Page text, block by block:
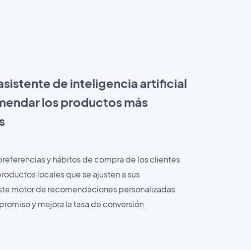
de inteligencia artificial
los productos más
y hábitos de compra de los clientes
locales que se ajusten a sus
motor de recomendaciones personalizadas
y mejora la tasa de conversión.